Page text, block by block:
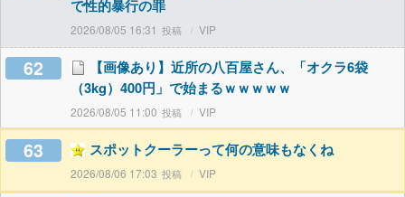
で性的暴行の罪
2026/08/05 16:31 VIP
62
【画像あり】近所の八百屋さん、「オクラ6袋
（3kg）400円」で始まるｗｗｗｗｗ
2026/08/05 11:00 VIP
63 スポットクーラーって何の意味もなくね
2026/08/06 17:03 VIP